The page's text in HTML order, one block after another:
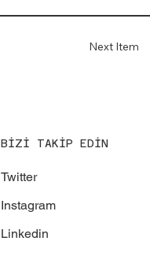
Next Item
BİZİ TAKİP EDİN
Twitter
Instagram
Linkedin